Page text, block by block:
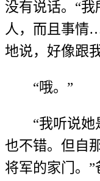
没有说话。“
人，而且事情
地说，好像跟
“哦。”
“我听说
也不错。但自
将军的家门。